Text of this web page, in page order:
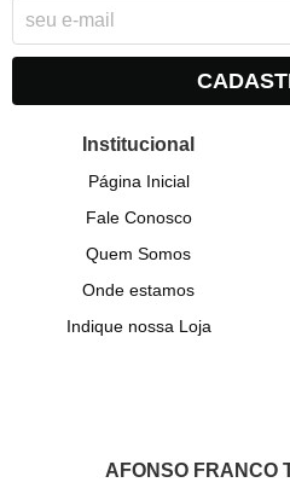
Institucional
Página Inicial
Fale Conosco
Quem Somos
Onde estamos
Indique nossa Loja
AFONSO FRANCO